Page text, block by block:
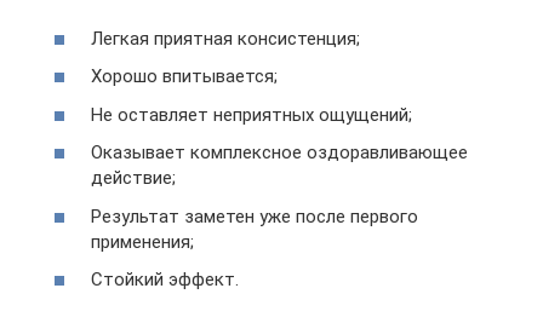
Легкая приятная консистенция;
Хорошо впитывается;
Не оставляет неприятных ощущений;
Оказывает комплексное оздоравливающее
действие;
Результат заметен уже после первого
применения;
Стойкий эффект.